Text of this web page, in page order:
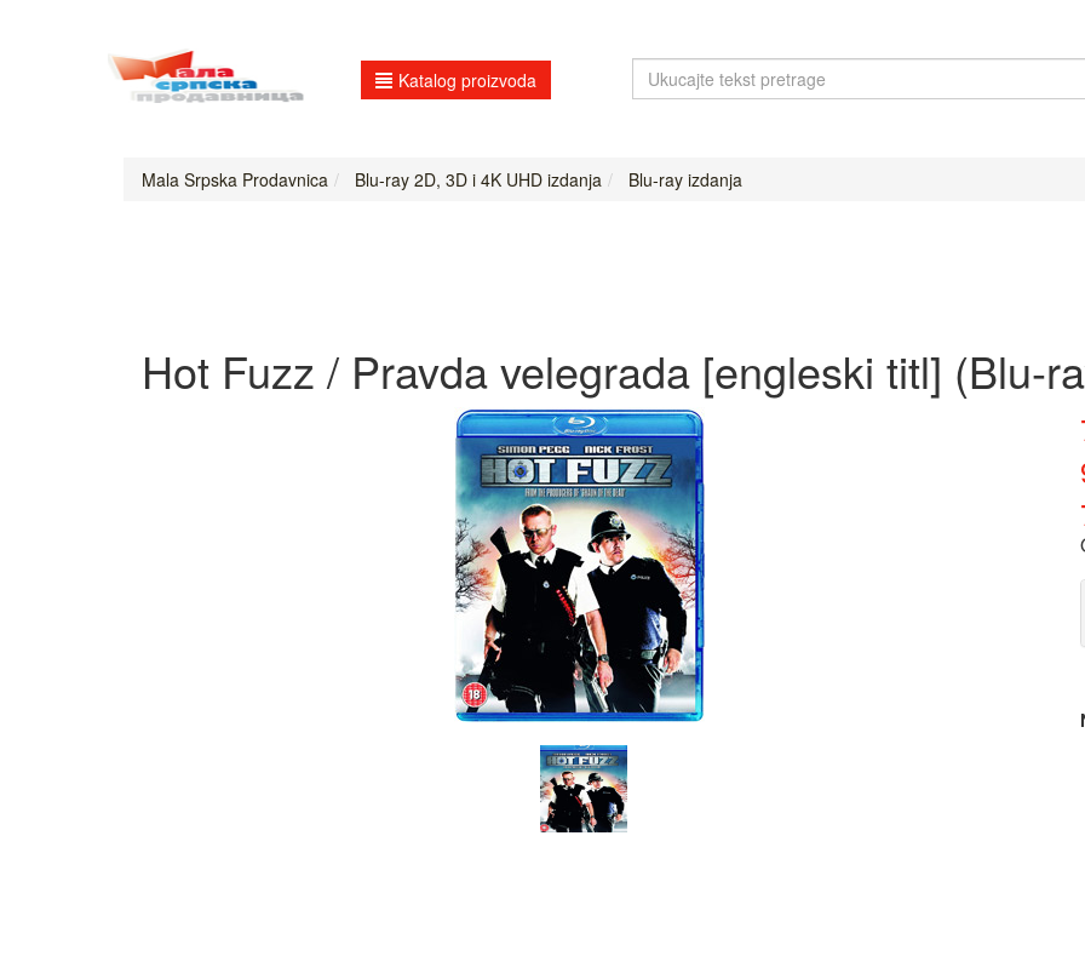
Katalog proizvoda
Mala Srpska Prodavnica Blu-ray 2D, 3D i 4K UHD izdanja Blu-ray izdanja
Hot Fuzz / Pravda velegrada [engleski titl] (Blu-